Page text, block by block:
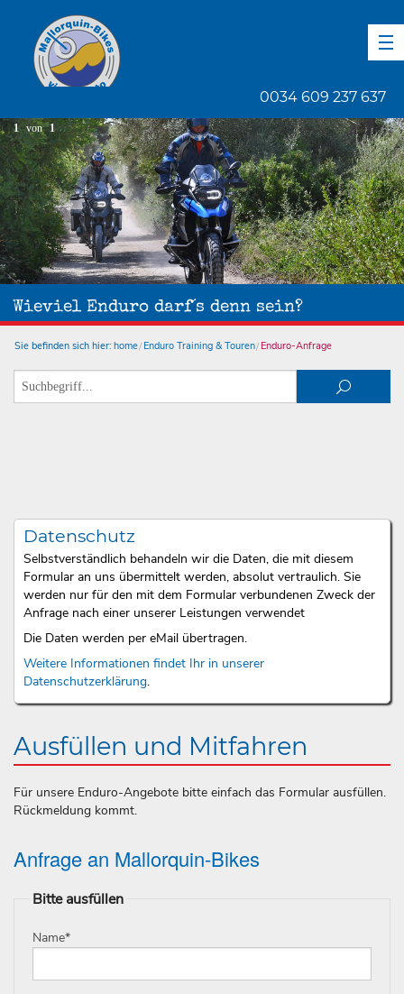
0034 609 237 637
Wieviel Enduro darf´s denn sein?
1 von 1
Sie befinden sich hier: home Enduro Training & Touren Enduro-Anfrage
Datenschutz
Selbstverständlich behandeln wir die Daten, die mit diesem
Formular an uns übermittelt werden, absolut vertraulich. Sie
werden nur für den mit dem Formular verbundenen Zweck der
Anfrage nach einer unserer Leistungen verwendet
Die Daten werden per eMail übertragen.
Weitere Informationen findet Ihr in unserer
Datenschutzerklärung.
Ausfüllen und Mitfahren
Für unsere Enduro-Angebote bitte einfach das Formular ausfüllen.
Rückmeldung kommt.
Anfrage an Mallorquin-Bikes
Bitte ausfüllen
Name*